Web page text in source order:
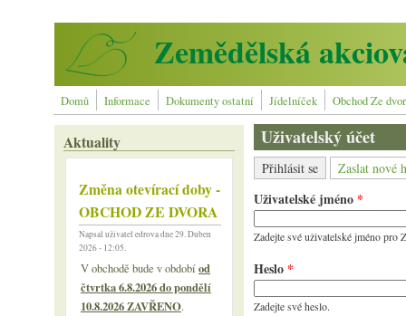
Přejít k hlavnímu obsahu
Zemědělská
Domů Informace Dokumenty ostatní Jídelníček Obchod Ze
Aktuality
Změna otevírací doby -
OBCHOD ZE DVORA
Napsal uživatel edrovadne 29. Duben
2026 - 12:05.
V obchodě bude v obdobíod
čtvrtka 6.8.2026 do pondělí
10.8.2026 ZAVŘENO.
Uživatelský účet
Hlavní záložky
Přihlásit se(aktivní záložka)
Zaslat nové
Uživatelské jméno *
Zadejte své uživatelské jméno pro
Heslo *
Zadejte své heslo.